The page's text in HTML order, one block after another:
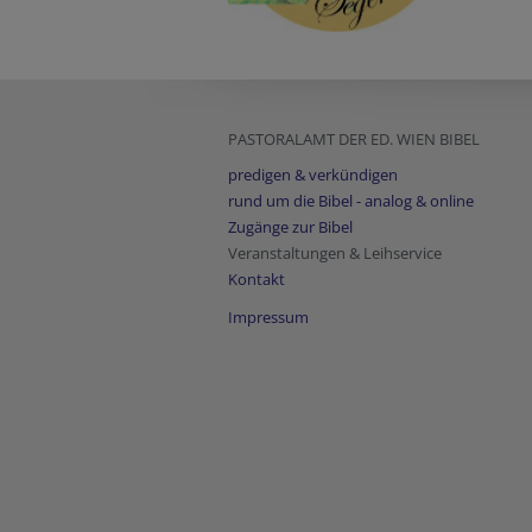
PASTORALAMT DER ED. WIEN BIBEL
predigen & verkündigen
rund um die Bibel - analog & online
Zugänge zur Bibel
Veranstaltungen & Leihservice
Kontakt
Impressum